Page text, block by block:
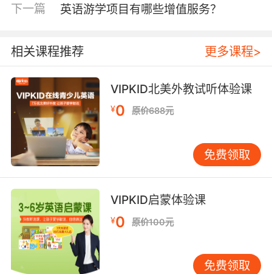
“variable”的概念，并且能够用英语表达如“The
一个变量。）这样的句子，加深对术语的理解和
记忆。
二、借助互动强化术语记忆
互动式教学是VIPKID教学的一大特色，在英语编
程术语教学中也不例外。课堂上，教师会组织小
组竞赛活动，将学生分成若干小组，然后给出一
些编程相关的英文描述，让小组成员共同猜测对
应的编程术语。例如，描述为“A set of
instructions that the computer follows to
perform a task.”（计算机遵循的执行任务的一组
指令。）学生通过小组讨论、查阅资料等方式，
猜测出是“program”（程序）这一术语。这种互
动方式不仅能激发学生的学习兴趣，还能让他们
在竞争与合作中强化对术语的记忆。
下一篇 英语游学项目有哪些增值服务？
相关课程推荐 更多课程>
VIPKID北美外教试听体验课
¥0 原价688元
免费领取
VIPKID启蒙体验课
¥0 原价100元
免费领取